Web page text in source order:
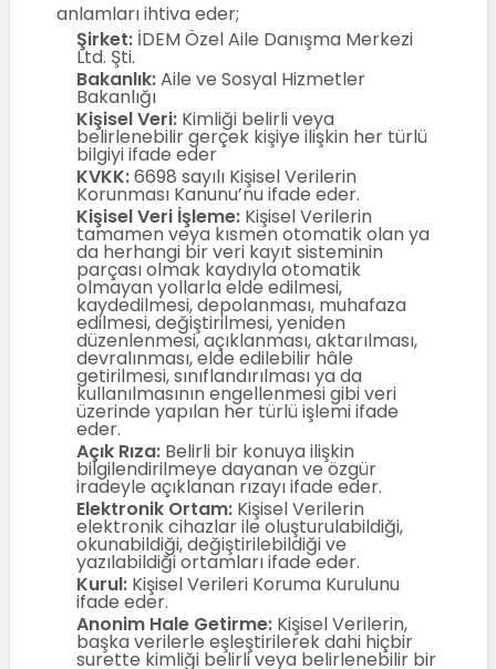
anlamları ihtiva eder;
Şirket:İDEM Özel Aile Danışma Merkezi
Ltd. Şti.
Bakanlık:Aile ve Sosyal Hizmetler
Bakanlığı
Kişisel Veri:Kimliği belirli veya
belirlenebilir gerçek kişiye ilişkin her türlü
bilgiyi ifade eder
KVKK:6698 sayılı Kişisel Verilerin
Korunması Kanunu’nu ifade eder.
Kişisel Veri İşleme:Kişisel Verilerin
tamamen veya kısmen otomatik olan ya
da herhangi bir veri kayıt sisteminin
parçası olmak kaydıyla otomatik
olmayan yollarla elde edilmesi,
kaydedilmesi, depolanması, muhafaza
edilmesi, değiştirilmesi, yeniden
düzenlenmesi, açıklanması, aktarılması,
devralınması, elde edilebilir hâle
getirilmesi, sınıflandırılması ya da
kullanılmasının engellenmesi gibi veri
üzerinde yapılan her türlü işlemi ifade
eder.
Açık Rıza:Belirli bir konuya ilişkin
bilgilendirilmeye dayanan ve özgür
iradeyle açıklanan rızayı ifade eder.
Elektronik Ortam:Kişisel Verilerin
elektronik cihazlar ile oluşturulabildiği,
okunabildiği, değiştirilebildiği ve
yazılabildiği ortamları ifade eder.
Kurul:Kişisel Verileri Koruma Kurulunu
ifade eder.
Anonim Hale Getirme:Kişisel Verilerin,
başka verilerle eşleştirilerek dahi hiçbir
surette kimliği belirli veya belirlenebilir bir